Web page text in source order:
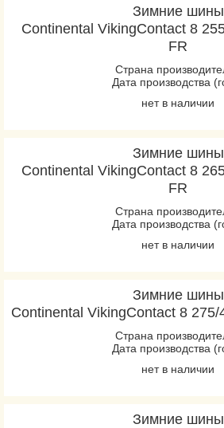
Зимние шины
Continental VikingContact 8
FR
Страна
Дата производства
нет в наличии
Зимние шины
Continental VikingContact 8
FR
Страна
Дата производства
нет в наличии
Зимние шины
Continental VikingContact 8
Страна
Дата производства
нет в наличии
Зимние шины